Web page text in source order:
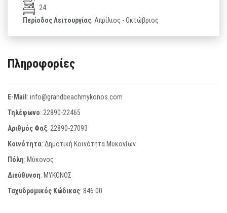
24
Περίοδος Λειτουργίας: Απρίλιος - Οκτώβριος
Πληροφορίες
E-Mail: info@grandbeachmykonos.com
Τηλέφωνο: 22890-22465
Αριθμός Φαξ: 22890-27093
Κοινότητα: Δημοτική Κοινότητα Μυκονίων
Πόλη: Μύκονος
Διεύθυνση: ΜΥΚΟΝΟΣ
Ταχυδρομικός Κώδικας: 846 00